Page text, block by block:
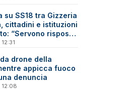
su SS18 tra Gizzeria
cittadini e istituzioni
“Servono risposte
drone della
appicca fuoco
denuncia